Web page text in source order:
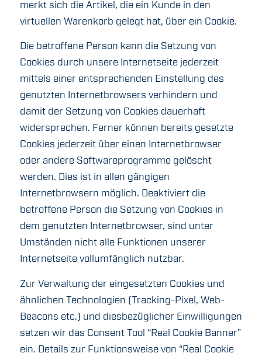
merkt sich die Artikel, die ein Kunde in den
virtuellen Warenkorb gelegt hat, über ein Cookie.
Die betroffene Person kann die Setzung von
Cookies durch unsere Internetseite jederzeit
mittels einer entsprechenden Einstellung des
genutzten Internetbrowsers verhindern und
damit der Setzung von Cookies dauerhaft
widersprechen. Ferner können bereits gesetzte
Cookies jederzeit über einen Internetbrowser
oder andere Softwareprogramme gelöscht
werden. Dies ist in allen gängigen
Internetbrowsern möglich. Deaktiviert die
betroffene Person die Setzung von Cookies in
dem genutzten Internetbrowser, sind unter
Umständen nicht alle Funktionen unserer
Internetseite vollumfänglich nutzbar.
Zur Verwaltung der eingesetzten Cookies und
ähnlichen Technologien (Tracking-Pixel, Web-
Beacons etc.) und diesbezüglicher Einwilligungen
setzen wir das Consent Tool “Real Cookie Banner”
ein. Details zur Funktionsweise von “Real Cookie